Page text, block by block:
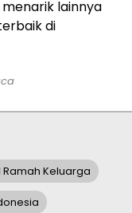
lainnya
di
Ramah Keluarga